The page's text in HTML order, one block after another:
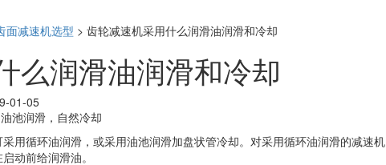
面减速机选型 > 齿轮减速机采用什么润滑油润滑和冷却
么润滑油润滑和冷却
01-05
池润滑，自然冷却
用循环油润滑，或采用油池润滑加盘状管冷却。对采用循环油润滑的减速机
动前给润滑油。